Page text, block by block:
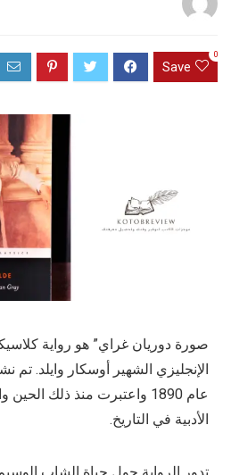
Save
0
صورة دوريان غراي” هو رواية
الإنجليزي الشهير أوسكار وايلد. تم
عام 1890 واعتبرت منذ ذلك
الأدبية في التاريخ.